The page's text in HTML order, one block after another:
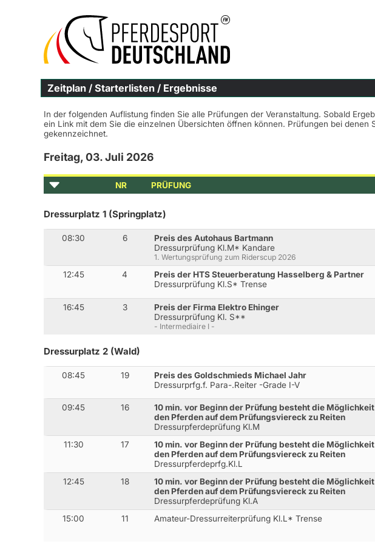
Zeitplan / Starterlisten / Ergebnisse
In der folgenden Auflistung finden Sie alle Prüfungen der Veranstaltung. Sobald
ein Link mit dem Sie die einzelnen Übersichten öffnen können. Prüfungen bei
gekennzeichnet.
Freitag, 03. Juli 2026
NR PRÜFUNG
Dressurplatz 1 (Springplatz)
08:30 6
Preis des Autohaus Bartmann
Dressurprüfung Kl.M* Kandare
1. Wertungsprüfung zum Riderscup 2026
12:45 4
Preis der HTS Steuerberatung Hasselberg & Partner
Dressurprüfung Kl.S* Trense
16:45 3
Preis der Firma Elektro Ehinger
Dressurprüfung Kl. S**
- Intermediaire I -
Dressurplatz 2 (Wald)
08:45 19
Preis des Goldschmieds Michael Jahr
Dressurprfg.f. Para-.Reiter -Grade I-V
09:45 16
10 min. vor Beginn der Prüfung besteht die
den Pferden auf dem Prüfungsviereck zu Reiten
Dressurpferdeprüfung Kl.M
11:30 17
10 min. vor Beginn der Prüfung besteht die
den Pferden auf dem Prüfungsviereck zu Reiten
Dressurpferdeprfg.Kl.L
12:45 18
10 min. vor Beginn der Prüfung besteht die
den Pferden auf dem Prüfungsviereck zu Reiten
Dressurpferdeprüfung Kl.A
15:00 11 Amateur-Dressurreiterprüfung Kl.L* Trense